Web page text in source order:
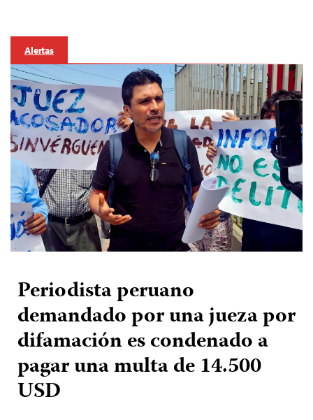
Alertas
Periodista peruano
demandado por una jueza por
difamación es condenado a
pagar una multa de 14.500
USD